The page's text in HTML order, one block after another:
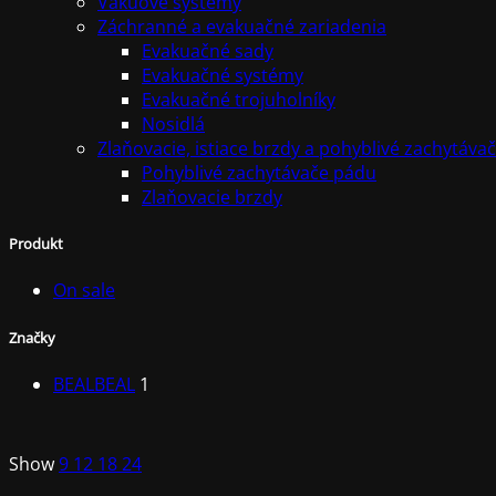
Záchranné a evakuačné zariadenia
Evakuačné sady
Evakuačné systémy
Evakuačné trojuholníky
Nosidlá
Zlaňovacie, istiace brzdy a pohyblivé
Pohyblivé zachytávače pádu
Zlaňovacie brzdy
Produkt
On sale
Značky
BEALBEAL 1
Show9 12 1824